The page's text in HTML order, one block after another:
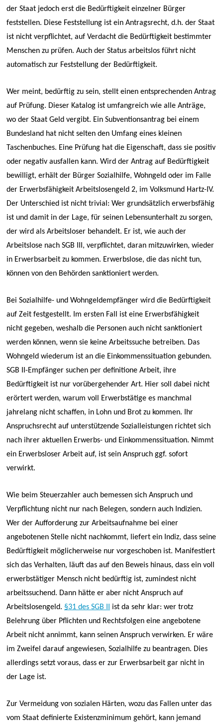
der Staat jedoch erst die Bedürftigkeit einzelner Bürger
feststellen. Diese Feststellung ist ein Antragsrecht, d.h. der Staat
ist nicht verpflichtet, auf Verdacht die Bedürftigkeit bestimmter
Menschen zu prüfen. Auch der Status arbeitslos führt nicht
automatisch zur Feststellung der Bedürftigkeit.
Wer meint, bedürftig zu sein, stellt einen entsprechenden Antrag
auf Prüfung. Dieser Katalog ist umfangreich wie alle Anträge,
wo der Staat Geld vergibt. Ein Subventionsantrag bei einem
Bundesland hat nicht selten den Umfang eines kleinen
Taschenbuches. Eine Prüfung hat die Eigenschaft, dass sie positiv
oder negativ ausfallen kann. Wird der Antrag auf Bedürftigkeit
bewilligt, erhält der Bürger Sozialhilfe, Wohngeld oder im Falle
der Erwerbsfähigkeit Arbeitslosengeld 2, im Volksmund Hartz-IV.
Der Unterschied ist nicht trivial: Wer grundsätzlich erwerbsfähig
ist und damit in der Lage, für seinen Lebensunterhalt zu sorgen,
der wird als Arbeitsloser behandelt. Er ist, wie auch der
Arbeitslose nach SGB III, verpflichtet, daran mitzuwirken, wieder
in Erwerbsarbeit zu kommen. Erwerbslose, die das nicht tun,
können von den Behörden sanktioniert werden.
Bei Sozialhilfe- und Wohngeldempfänger wird die Bedürftigkeit
auf Zeit festgestellt. Im ersten Fall ist eine Erwerbsfähigkeit
nicht gegeben, weshalb die Personen auch nicht sanktioniert
werden können, wenn sie keine Arbeitssuche betreiben. Das
Wohngeld wiederum ist an die Einkommenssituation gebunden.
SGB II-Empfänger suchen per definitione Arbeit, ihre
Bedürftigkeit ist nur vorübergehender Art. Hier soll dabei nicht
erörtert werden, warum voll Erwerbstätige es manchmal
jahrelang nicht schaffen, in Lohn und Brot zu kommen. Ihr
Anspruchsrecht auf unterstützende Sozialleistungen richtet sich
nach ihrer aktuellen Erwerbs- und Einkommenssituation. Nimmt
ein Erwerbsloser Arbeit auf, ist sein Anspruch ggf. sofort
verwirkt.
Wie beim Steuerzahler auch bemessen sich Anspruch und
Verpflichtung nicht nur nach Belegen, sondern auch Indizien.
Wer der Aufforderung zur Arbeitsaufnahme bei einer
angebotenen Stelle nicht nachkommt, liefert ein Indiz, dass seine
Bedürftigkeit möglicherweise nur vorgeschoben ist. Manifestiert
sich das Verhalten, läuft das auf den Beweis hinaus, dass ein voll
erwerbstätiger Mensch nicht bedürftig ist, zumindest nicht
arbeitssuchend. Dann hätte er aber nicht Anspruch auf
Arbeitslosengeld. §31 des SGB II
ist da sehr klar: wer trotz
Belehrung über Pflichten und Rechtsfolgen eine angebotene
Arbeit nicht annimmt, kann seinen Anspruch verwirken. Er wäre
im Zweifel darauf angewiesen, Sozialhilfe zu beantragen. Dies
allerdings setzt voraus, dass er zur Erwerbsarbeit gar nicht in
der Lage ist.
Zur Vermeidung von sozialen Härten, wozu das Fallen unter das
vom Staat definierte Existenzminimum gehört, kann jemand